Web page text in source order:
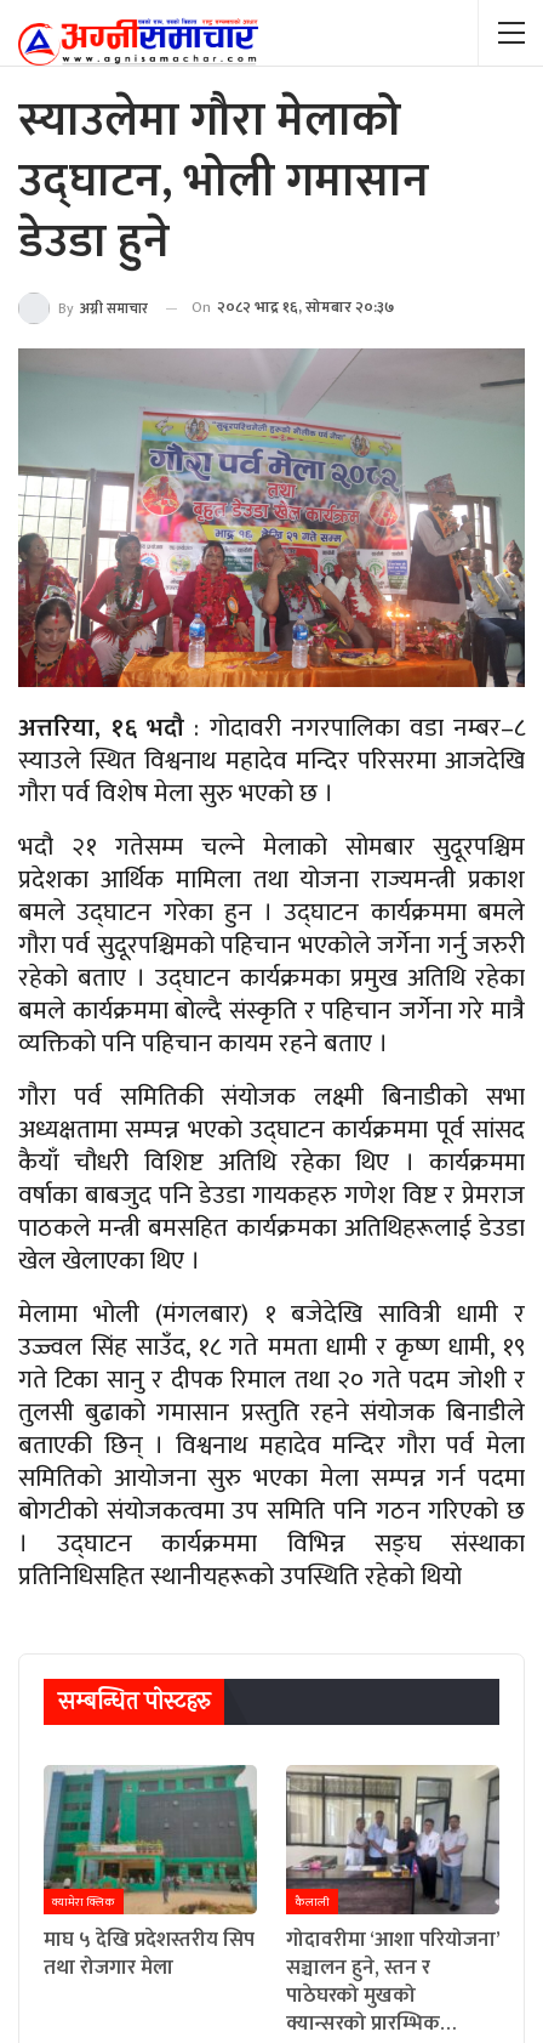
स्याउलेमा गौरा मेलाको
उद्घाटन, भोली गमासान
डेउडा हुने
By अग्नी समाचार On २०८२ भाद्र १६, सोमबार २०:३७
अत्तरिया, १६ भदौ : गोदावरी नगरपालिका वडा नम्बर–८
स्याउले स्थित विश्वनाथ महादेव मन्दिर परिसरमा आजदेखि
गौरा पर्व विशेष मेला सुरु भएको छ ।
भदौ २१ गतेसम्म चल्ने मेलाको सोमबार सुदूरपश्चिम
प्रदेशका आर्थिक मामिला तथा योजना राज्यमन्त्री प्रकाश
बमले उद्घाटन गरेका हुन । उद्घाटन कार्यक्रममा बमले
गौरा पर्व सुदूरपश्चिमको पहिचान भएकोले जर्गेना गर्नु जरुरी
रहेको बताए । उद्घाटन कार्यक्रमका प्रमुख अतिथि रहेका
बमले कार्यक्रममा बोल्दै संस्कृति र पहिचान जर्गेना गरे मात्रै
व्यक्तिको पनि पहिचान कायम रहने बताए ।
गौरा पर्व समितिकी संयोजक लक्ष्मी बिनाडीको सभा
अध्यक्षतामा सम्पन्न भएको उद्घाटन कार्यक्रममा पूर्व सांसद
कैयाँ चौधरी विशिष्ट अतिथि रहेका थिए । कार्यक्रममा
वर्षाका बाबजुद पनि डेउडा गायकहरु गणेश विष्ट र प्रेमराज
पाठकले मन्त्री बमसहित कार्यक्रमका अतिथिहरूलाई डेउडा
खेल खेलाएका थिए ।
मेलामा भोली (मंगलबार) १ बजेदेखि सावित्री धामी र
उज्ज्वल सिंह साउँद, १८ गते ममता धामी र कृष्ण धामी, १९
गते टिका सानु र दीपक रिमाल तथा २० गते पदम जोशी र
तुलसी बुढाको गमासान प्रस्तुति रहने संयोजक बिनाडीले
बताएकी छिन् । विश्वनाथ महादेव मन्दिर गौरा पर्व मेला
समितिको आयोजना सुरु भएका मेला सम्पन्न गर्न पदमा
बोगटीको संयोजकत्वमा उप समिति पनि गठन गरिएको छ
। उद्घाटन कार्यक्रममा विभिन्न सङ्घ संस्थाका
प्रतिनिधिसहित स्थानीयहरूको उपस्थिति रहेको थियो
सम्बन्धित पाेस्टहरु
क्यामेरा क्लिक
माघ ५ देखि प्रदेशस्तरीय सिप
तथा रोजगार मेला
कैलाली
गोदावरीमा ‘आशा परियोजना’
सञ्चालन हुने, स्तन र
पाठेघरको मुखको
क्यान्सरको प्रारम्भिक…